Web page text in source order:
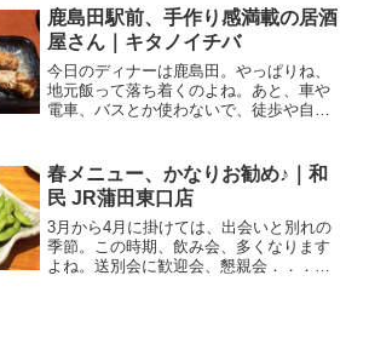
目の前だし、外からもベーグルが見える
ので、気になって...
鹿島田駅前、手作り感満載の居酒
屋さん｜キタノイチバ
今日のディナーは鹿島田。やっぱりね、
地元飯って落ち着くのよね。あと、車や
電車、バスとか使わないで、徒歩や自転
面のペデストリアンデッキを渡ったとこ
ろにあるのがルリエ新川...
春メニュー、かなりお勧め♪｜和
民 JR蒲田東口店
3月から4月に掛けては、出会いと別れの
季節。この時期、飲み会、多くなります
よね。送別会に歓迎会、懇親会．．．